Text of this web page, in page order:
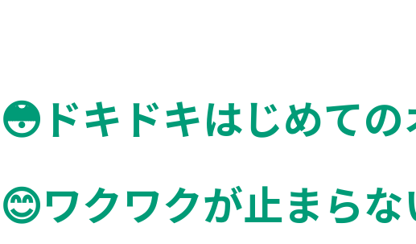
外部機関による
WEB出願
😳ドキドキはじめて
😊ワクワクが止まら